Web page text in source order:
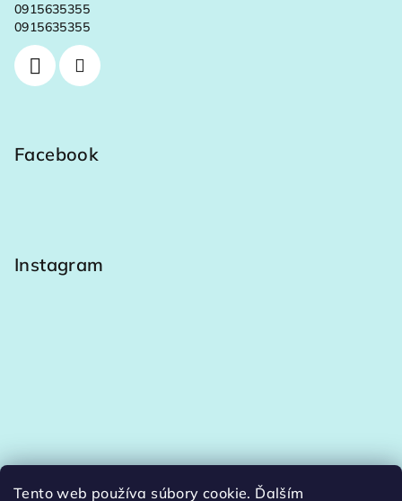
Tento web používa súbory cookie. Ďalším
0915635355
0915635355
Facebook
Instagram